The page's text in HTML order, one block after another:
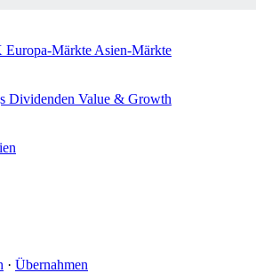
Europa-Märkte Asien-Märkte
Dividenden Value & Growth
· Übernahmen